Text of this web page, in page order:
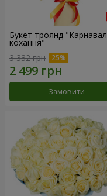
Букет троянд "Карнавал
кохання"
3 332 грн
Замовити